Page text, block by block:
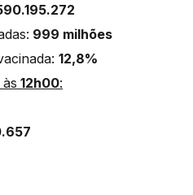
999 milhões
12,8%
12h00: